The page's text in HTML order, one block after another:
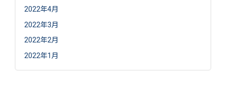
2022年4月
2022年3月
2022年2月
2022年1月